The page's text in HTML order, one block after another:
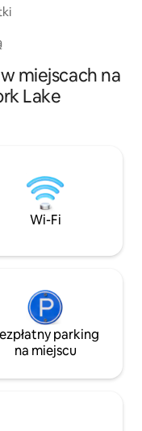
przyrodę. Niech
Twoim
miejscach na
Lake
Wi-Fi
parking
na miejscu